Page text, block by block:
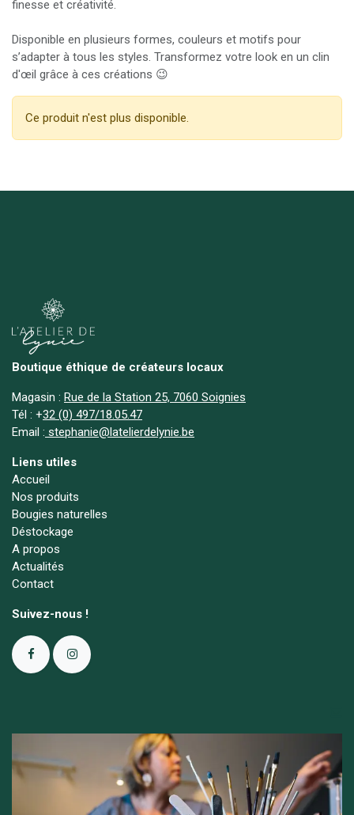
finesse et créativité.
Disponible en plusieurs formes, couleurs et motifs pour
s’adapter à tous les styles. Transformez votre look en un clin
d'œil grâce à ces créations 😉
Ce produit n'est plus disponible.
Boutique éthique de créateurs locaux
Magasin : Rue de la Station 25, 7060 Soignies
Tél : +32 (0) 497/18.05.47
Email : stephanie@latelierdelynie.be
Liens utiles
Accueil
Nos produits
Bougies naturelles
Déstockage
A propos
Actualités
Contact
Suivez-nous !